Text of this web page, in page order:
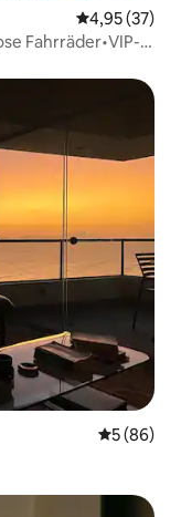
4,95 (37)
Fahrräder•VIP-
5 (86)